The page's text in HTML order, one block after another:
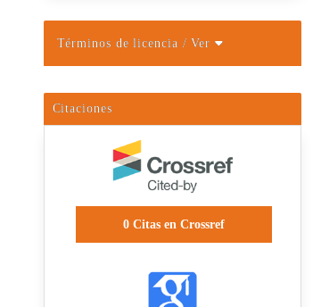
Términos de licencia / Ver
Citaciones
0Citas en Crossref